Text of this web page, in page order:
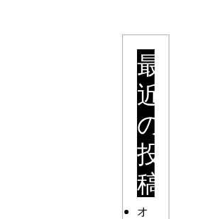
最
近
の
投
稿
オ